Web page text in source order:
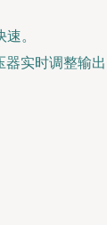
。
实时调整输出